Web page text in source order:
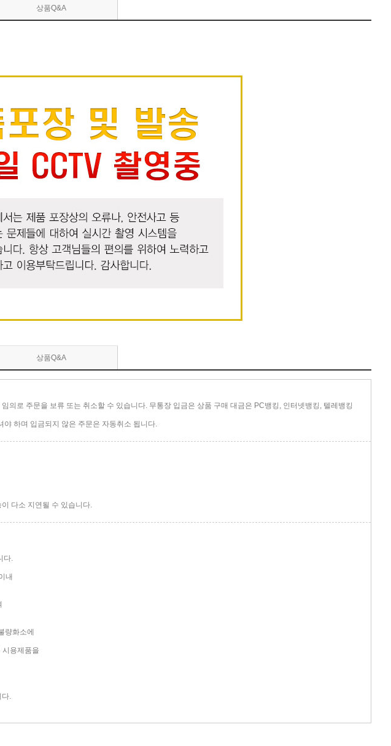
상품Q&A
상품Q&A
로 주문을 보류 또는 취소할 수 있습니다. 무통장 입금은 상품 구매 대금은 PC뱅킹, 인터넷뱅킹, 텔레뱅킹
하며 입금되지 않은 주문은 자동취소 됩니다.
다소 지연될 수 있습니다.
다.
내
량화소에
시용제품을
다.